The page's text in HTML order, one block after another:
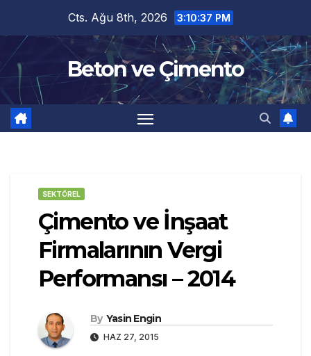
content
Cts. Ağu 8th, 2026 3:10:38 PM
Beton ve Çimento
SEKTÖREL
Çimento ve İnşaat
Firmalarının Vergi
Performansı – 2014
By Yasin Engin
HAZ 27, 2015